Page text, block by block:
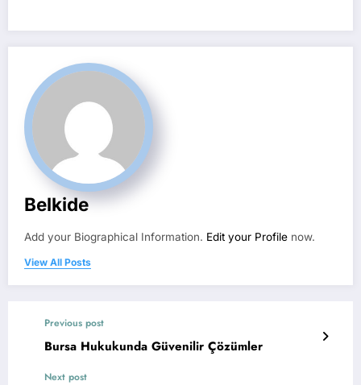
Belkide
Add your Biographical Information. Edit your Profile now.
View All Posts
Previous post
Bursa Hukukunda Güvenilir Çözümler
Next post